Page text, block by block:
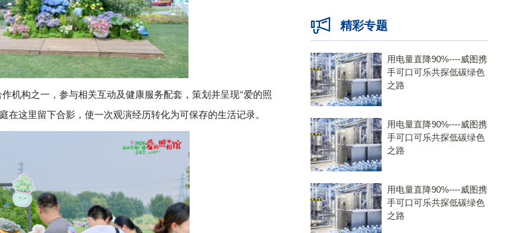
机构之一，参与相关互动及健康服务配套，策划并呈现“爱的照
在这里留下合影，使一次观演经历转化为可保存的生活记录。
精彩专题
用电量直降90%----威图携
手可口可乐共探低碳绿色
之路
用电量直降90%----威图携
手可口可乐共探低碳绿色
之路
用电量直降90%----威图携
手可口可乐共探低碳绿色
之路